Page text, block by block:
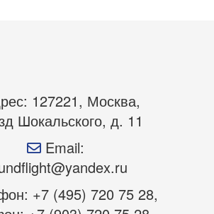
127221, Москва,
Шокальского, д. 11
Email:
+7 (495) 720 75 28,